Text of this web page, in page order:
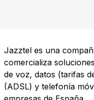
Jazztel es una
comercializa
de voz, datos (tarifas
(ADSL) y telefonía